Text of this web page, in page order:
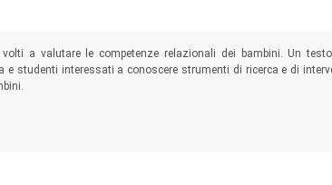
a valutare le competenze relazionali dei bambini. Un
e studenti interessati a conoscere strumenti di ricerca e di